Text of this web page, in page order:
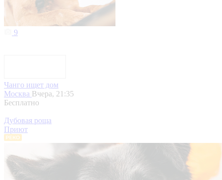
9
Чанго ищет дом
Москва Вчера, 21:35
Бесплатно
Дубовая роща
Приют